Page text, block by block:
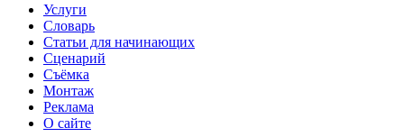
Услуги
Словарь
Статьи для начинающих
Сценарий
Съёмка
Монтаж
Реклама
О сайте